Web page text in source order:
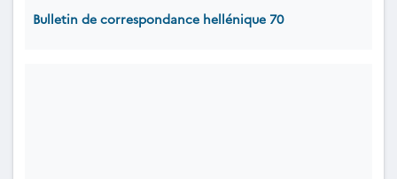
Bulletin de correspondance hellénique 70